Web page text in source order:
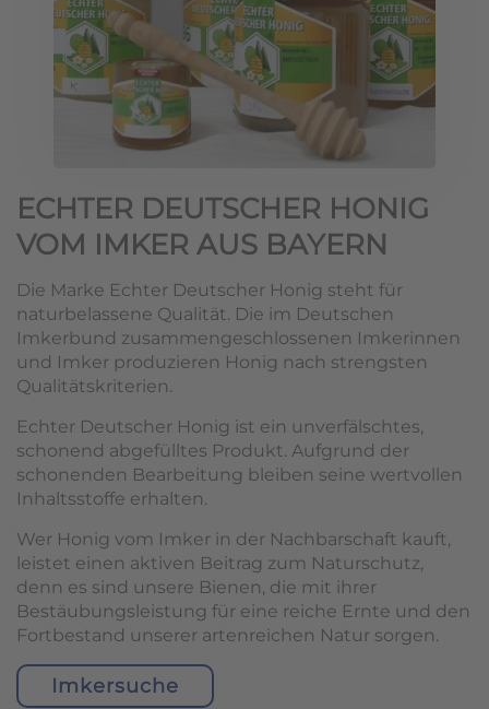
ECHTER DEUTSCHER HONIG
VOM IMKER AUS BAYERN
Die Marke Echter Deutscher Honig steht für
naturbelassene Qualität. Die im Deutschen
Imkerbund zusammengeschlossenen Imkerinnen
und Imker produzieren Honig nach strengsten
Qualitätskriterien.
Echter Deutscher Honig ist ein unverfälschtes,
schonend abgefülltes Produkt. Aufgrund der
schonenden Bearbeitung bleiben seine wertvollen
Inhaltsstoffe erhalten.
Wer Honig vom Imker in der Nachbarschaft kauft,
leistet einen aktiven Beitrag zum Naturschutz,
denn es sind unsere Bienen, die mit ihrer
Bestäubungsleistung für eine reiche Ernte und den
Fortbestand unserer artenreichen Natur sorgen.
Imkersuche